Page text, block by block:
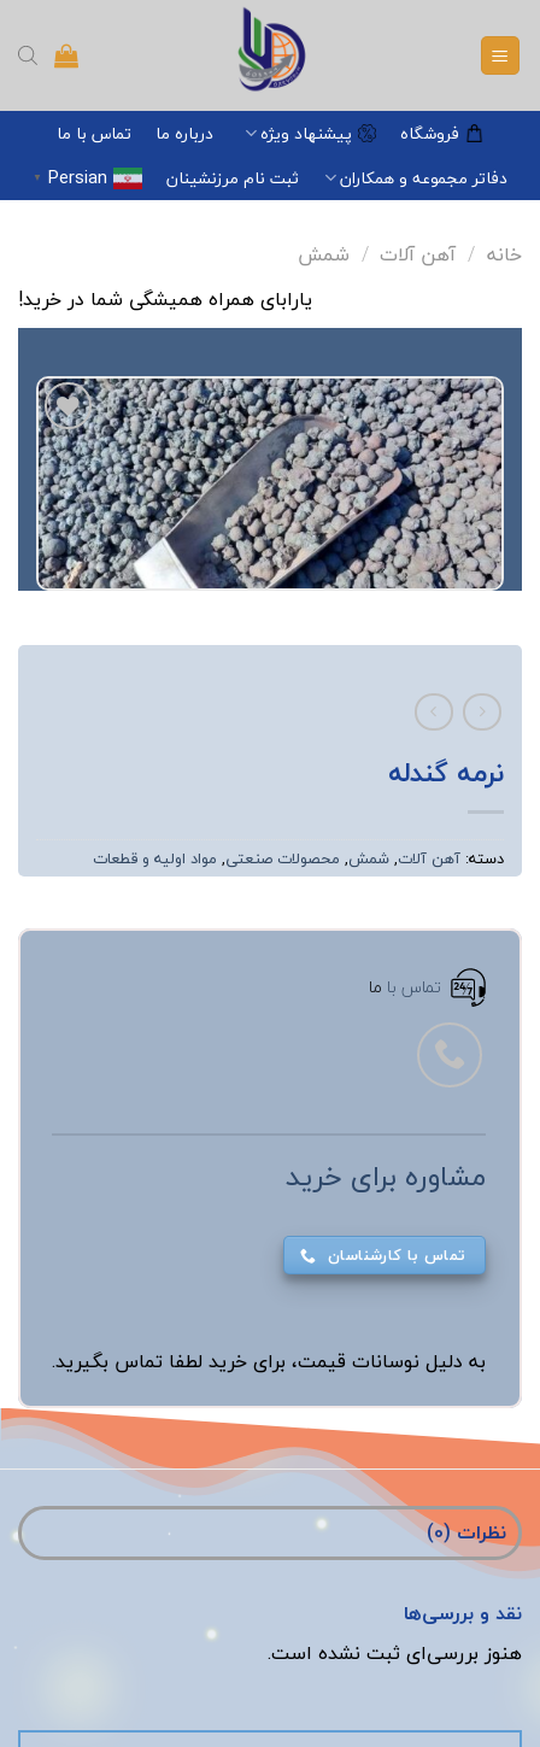
content
فروشگاه پیشنهاد ویژه درباره ما
تماس با ما
دفاتر مجموعه و همکاران
ثبت نام مرزنشینان Persian
▼
خانه / آهن آلات / شمش
یارابای همراه همیشگی شما در خرید!
افزودن
به
علاقه
مندی
ها
نرمه گندله
دسته: آهن آلات,شمش, محصولات صنعتی, مواد اولیه و قطعات
تماس با ما
مشاوره برای خرید
تماس با کارشناسان
به دلیل نوسانات قیمت، برای خرید لطفا تماس بگیرید.
نظرات (0)
نقد و بررسی‌ها
هنوز بررسی‌ای ثبت نشده است.